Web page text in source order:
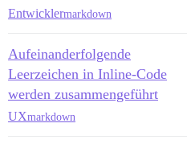
Entwicklermarkdown
Aufeinanderfolgende
Leerzeichen in Inline-Code
werden zusammengeführt
UXmarkdown